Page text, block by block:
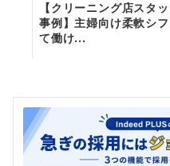
【クリーニング店スタ
事例】主婦向け柔軟シ
て働け...